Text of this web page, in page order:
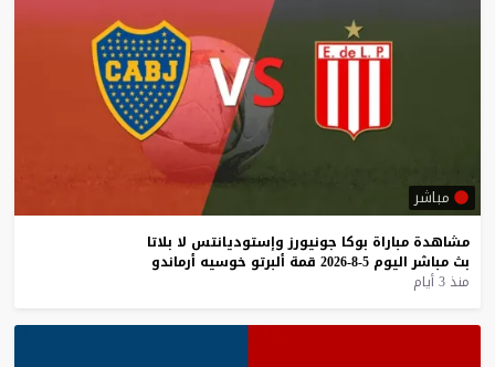
مباشر
مشاهدة مباراة بوكا جونيورز وإستوديانتس لا بلاتا
بث مباشر اليوم 5-8-2026 قمة ألبرتو خوسيه أرماندو
منذ 3 أيام